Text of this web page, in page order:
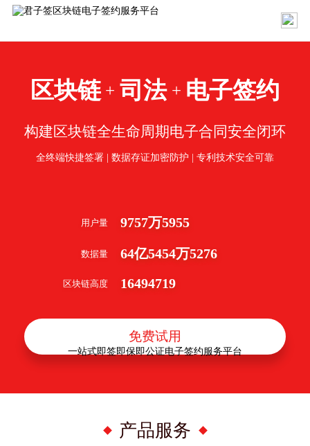
区块链 + 司法 + 电子签约
构建区块链全生命周期电子合同安全闭环
全终端快捷签署 | 数据存证加密防护 | 专利技术安全可靠
用户量 9757万5955
数据量 64亿5454万5276
区块链高度 16494719
免费试用
产品服务
一站式即签即保即公证电子签约服务平台